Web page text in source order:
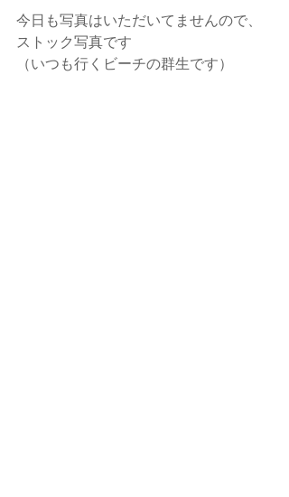
今日も写真はいただいてませんので、
ストック写真です
（いつも行くビーチの群生です）